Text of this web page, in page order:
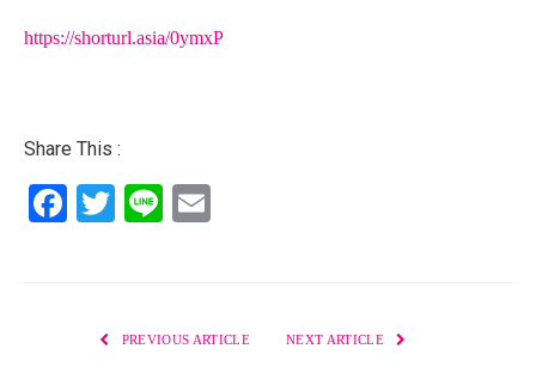
https://shorturl.asia/0ymxP
Share This :
Facebook
Twitter
Line
PREVIOUS ARTICLE NEXT ARTICLE